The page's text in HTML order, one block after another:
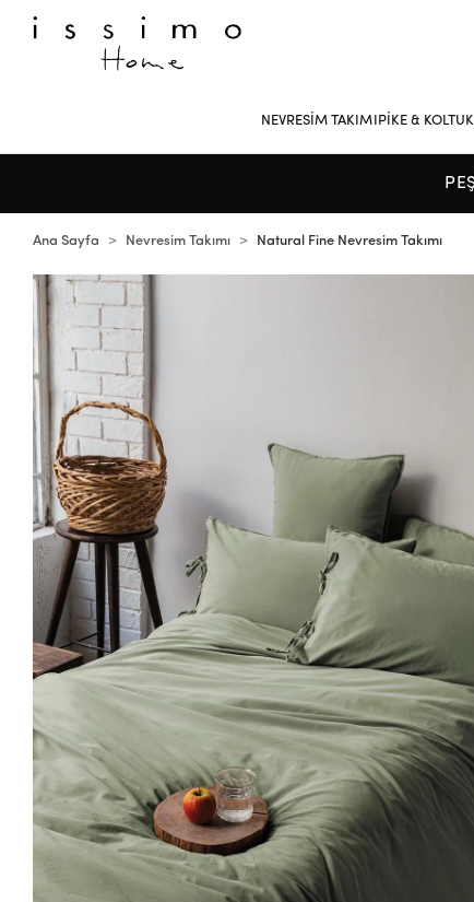
NEVRESİM TAKIMI PİKE &
Ana Sayfa Nevresim Takımı Natural Fine Nevresim Takımı